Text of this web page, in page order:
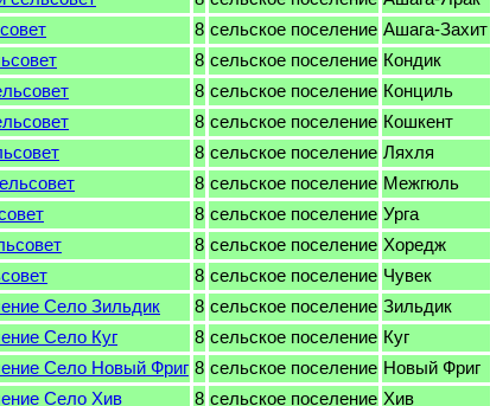
8 сельское поселение Ашага-Захит
8 сельское поселение Кондик
8 сельское поселение Конциль
8 сельское поселение Кошкент
8 сельское поселение Ляхля
8 сельское поселение Межгюль
8 сельское поселение Урга
8 сельское поселение Хоредж
8 сельское поселение Чувек
Село Зильдик
8 сельское поселение Зильдик
Село Куг
8 сельское поселение Куг
Село Новый Фриг 8 сельское поселение Новый Фриг
Село Хив
8 сельское поселение Хив